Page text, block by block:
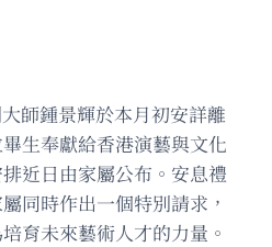
師鍾景輝於本月初安詳離
生奉獻給香港演藝與文化
近日由家屬公布。安息禮
同時作出一個特別請求，
育未來藝術人才的力量。